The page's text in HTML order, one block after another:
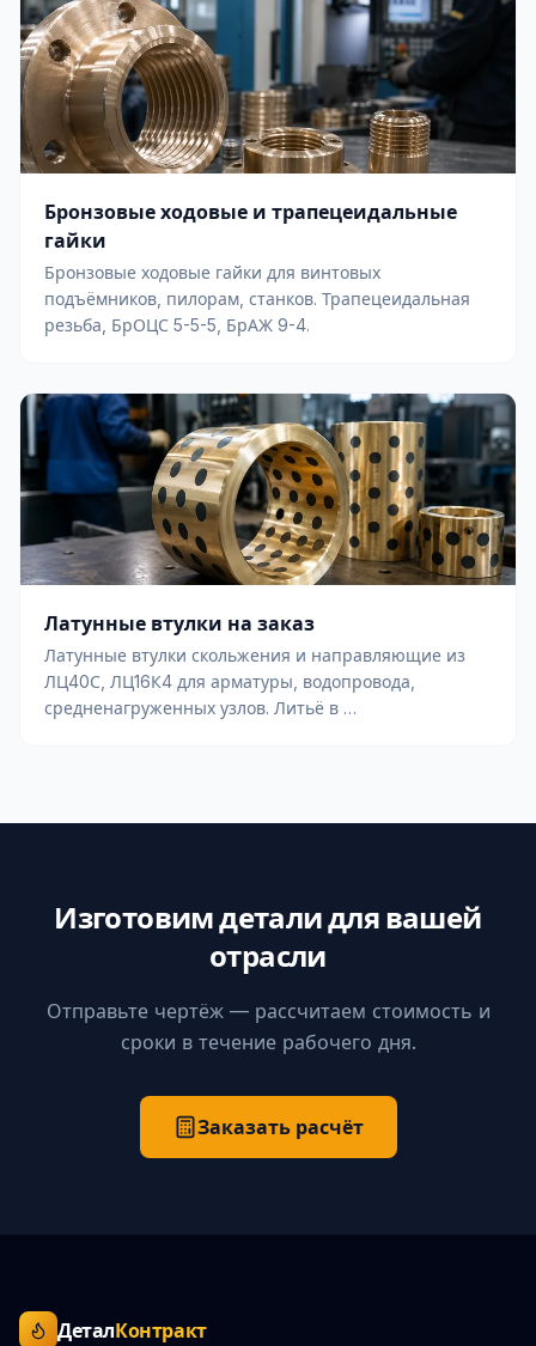
Бронзовые ходовые и трапецеидальные
гайки
Бронзовые ходовые гайки для винтовых
подъёмников, пилорам, станков. Трапецеидальная
резьба, БрОЦС 5-5-5, БрАЖ 9-4.
Латунные втулки на заказ
Латунные втулки скольжения и направляющие из
ЛЦ40С, ЛЦ16К4 для арматуры, водопровода,
средненагруженных узлов. Литьё в …
Изготовим детали для вашей
отрасли
Отправьте чертёж — рассчитаем стоимость и
сроки в течение рабочего дня.
Заказать расчёт
ДеталКонтракт